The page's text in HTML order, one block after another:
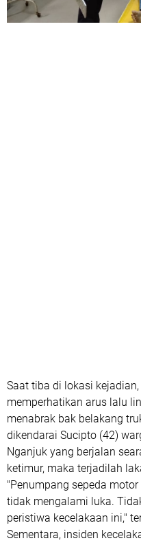
Saat tiba di lokasi
memperhatikan arus lalu
menabrak bak belakang
dikendarai Sucipto (42)
Nganjuk yang berjalan
ketimur, maka terjadilah
"Penumpang sepeda
tidak mengalami luka.
peristiwa kecelakaan ini,"
Sementara, insiden